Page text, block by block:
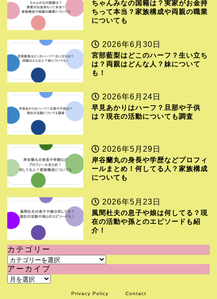
ちゃんみなの国籍は？実家がお金持
ちって本当？家族構成や両親の職業
についても
2026年6月30日
宮部藍梨はどこのハーフ？生い立ち
は？両親はどんな人？妹について
も！
2026年6月24日
早見あかりはハーフ？旦那や子供
は？現在の活動についても調査
2026年5月29日
岸谷蘭丸の身長や学歴などプロフィ
ールまとめ！何してる人？家族構成
についても
2026年5月23日
風間杜夫の息子や娘は何してる？現
在の活動や孫とのエピソードも紹
介！
カテゴリー
カ
テ
ゴ
アーカイブ
ア
Privacy Policy Contact